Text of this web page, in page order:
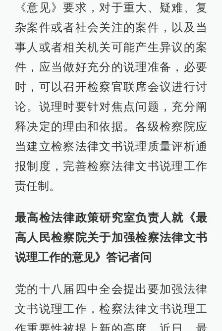
《意见》要求，对于重大、疑难、复
杂案件或者社会关注的案件，以及当
事人或者相关机关可能产生异议的案
件，应当做好充分的说理准备，必要
时，可以召开检察官联席会议进行讨
论。说理时要针对焦点问题，充分阐
释决定的理由和依据。各级检察院应
当建立检察法律文书说理质量评析通
报制度，完善检察法律文书说理工作
责任制。
最高检法律政策研究室负责人就《最
高人民检察院关于加强检察法律文书
说理工作的意见》答记者问
党的十八届四中全会提出要加强法律
文书说理工作，检察法律文书说理工
作重要性被提上新的高度。近日，最